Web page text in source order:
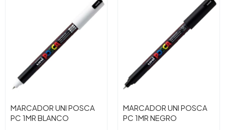
MARCADOR UNI POSCA
PC 1MR BLANCO
MARCADOR UNI POSCA
PC 1MR NEGRO